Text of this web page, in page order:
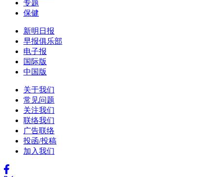
专题
保健
新明日报
早报俱乐部
电子报
国际版
中国版
关于我们
常见问题
关注我们
联络我们
广告联络
投函/投稿
加入我们